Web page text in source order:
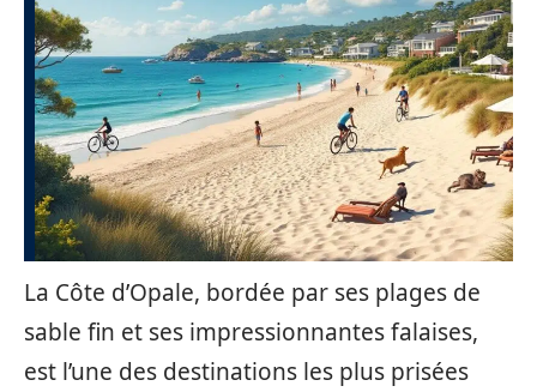
La Côte d’Opale, bordée par ses plages de
sable fin et ses impressionnantes falaises,
est l’une des destinations les plus prisées